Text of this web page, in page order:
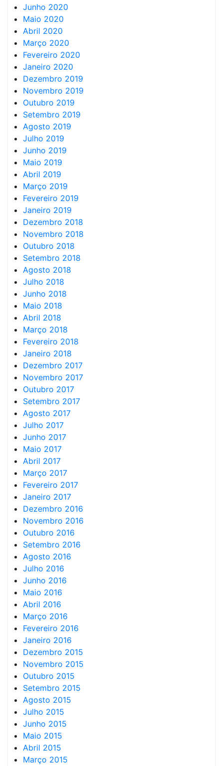
Junho 2020
Maio 2020
Abril 2020
Março 2020
Fevereiro 2020
Janeiro 2020
Dezembro 2019
Novembro 2019
Outubro 2019
Setembro 2019
Agosto 2019
Julho 2019
Junho 2019
Maio 2019
Abril 2019
Março 2019
Fevereiro 2019
Janeiro 2019
Dezembro 2018
Novembro 2018
Outubro 2018
Setembro 2018
Agosto 2018
Julho 2018
Junho 2018
Maio 2018
Abril 2018
Março 2018
Fevereiro 2018
Janeiro 2018
Dezembro 2017
Novembro 2017
Outubro 2017
Setembro 2017
Agosto 2017
Julho 2017
Junho 2017
Maio 2017
Abril 2017
Março 2017
Fevereiro 2017
Janeiro 2017
Dezembro 2016
Novembro 2016
Outubro 2016
Setembro 2016
Agosto 2016
Julho 2016
Junho 2016
Maio 2016
Abril 2016
Março 2016
Fevereiro 2016
Janeiro 2016
Dezembro 2015
Novembro 2015
Outubro 2015
Setembro 2015
Agosto 2015
Julho 2015
Junho 2015
Maio 2015
Abril 2015
Março 2015